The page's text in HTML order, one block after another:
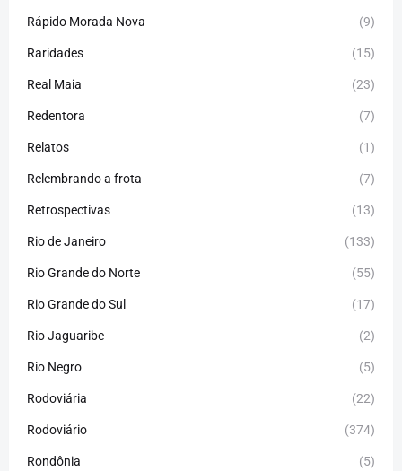
Rápido Morada Nova (9)
Raridades (15)
Real Maia (23)
Redentora (7)
Relatos (1)
Relembrando a frota (7)
Retrospectivas (13)
Rio de Janeiro (133)
Rio Grande do Norte (55)
Rio Grande do Sul (17)
Rio Jaguaribe (2)
Rio Negro (5)
Rodoviária (22)
Rodoviário (374)
Rondônia (5)